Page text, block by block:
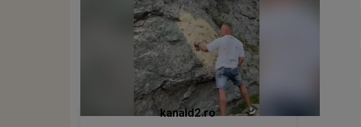
kanald2.ro